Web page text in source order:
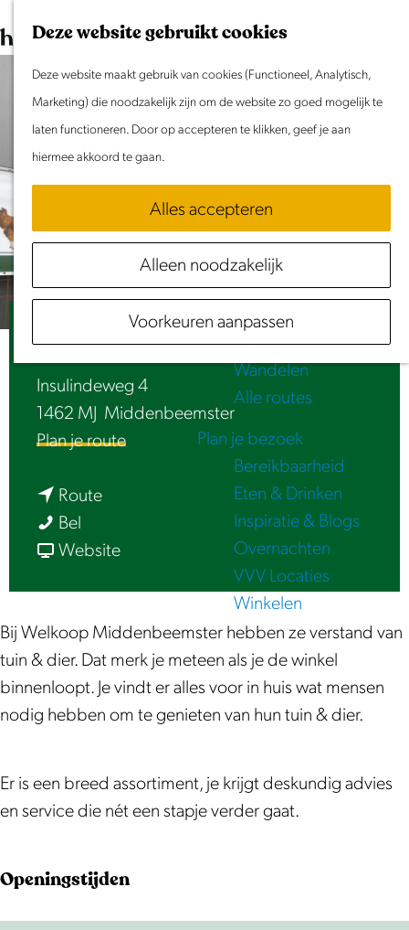
Deze website gebruikt cookies
Deze website maakt gebruik van cookies (Functioneel, Analytisch,
Marketing) die noodzakelijk zijn om de website zo goed mogelijk te
laten functioneren. Door op accepteren te klikken, geef je aan
hiermee akkoord te gaan.
Alles accepteren
Alleen noodzakelijk
Voorkeuren aanpassen
G
a
e
h
o
m
e
K
a
r
t
Z
e
k
e
n
e
n
u
Evenement aanmelden
Doen & Beleven
Zomer in Laag Holland
Met kinderen
Samen eropuit
Rust & Stilte
Activiteiten
Routes
Fietsen
Varen
Wandelen
Alle routes
Plan je bezoek
Bereikbaarheid
Eten & Drinken
Inspiratie & Blogs
Overnachten
VVV Locaties
Winkelen
Insulindeweg 4
1462 MJ Middenbeemster
Plan je routen
k
o
o
p
Routen
a
e
l
k
o
Bel
e
o
o
p
Websitev
W
e
l
k
p
Bij Welkoop Middenbeemster hebben ze verstand van
tuin & dier. Dat merk je meteen als je de winkel
binnenloopt. Je vindt er alles voor in huis wat mensen
nodig hebben om te genieten van hun tuin & dier.
Er is een breed assortiment, je krijgt deskundig advies
en service die nét een stapje verder gaat.
Openingstijden